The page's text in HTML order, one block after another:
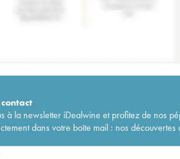
contact
à la newsletter iDealwine et profitez de nos
dans votre boîte mail : nos